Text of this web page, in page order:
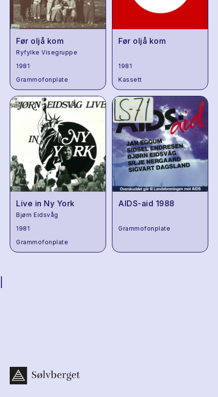
Før oljå kom
Ryfylke Visegruppe
1981
Grammofonplate
Før oljå kom
1981
Kassett
Live in Ny York
Bjørn Eidsvåg
1981
Grammofonplate
AIDS-aid 1988
Grammofonplate